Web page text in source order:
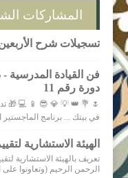
المشاركات
تسجيلات شرح الأربعين
فن القيادة المدرسية -
دورة رقم 11
🌷 💐 👑 💡 💎 😎 📱 💻 🎁
في بيتك ... برنامج الماجستير
الهيئة الاستشارية
تعريف بالهيئة الاستشارية
الرحمن الرحيم (وتعاونوا على